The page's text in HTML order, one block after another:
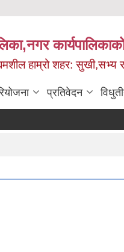
हाम्रो शहर: सुखी,सभ्य
प्रतिवेदन